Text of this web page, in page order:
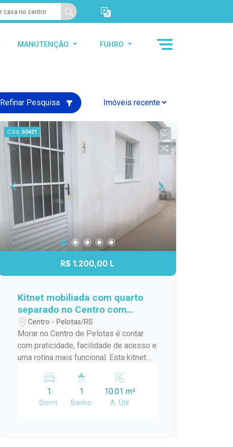
MANUTENÇÃO FUHRO
Refinar Pesquisa
Cód. 50421
R$ 1.200,00 L
Kitnet mobiliada com quarto
separado no Centro com
internet e luz inclusas
Centro - Pelotas/RS
Morar no Centro de Pelotas é contar
com praticidade, facilidade de acesso e
uma rotina mais funcional. Esta kitnet
confortável, com ambientes separados
que proporcionam mais privacidade e
melhor aproveitamento dos espaços.
1
Dorm.
1
Banho
10.01 m²
A. Útil